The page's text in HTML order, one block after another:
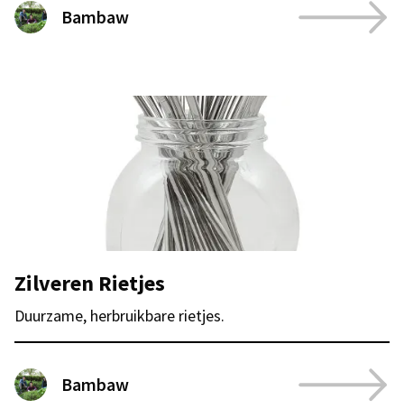
Bambaw
Zilveren Rietjes
Duurzame, herbruikbare rietjes.
Bambaw